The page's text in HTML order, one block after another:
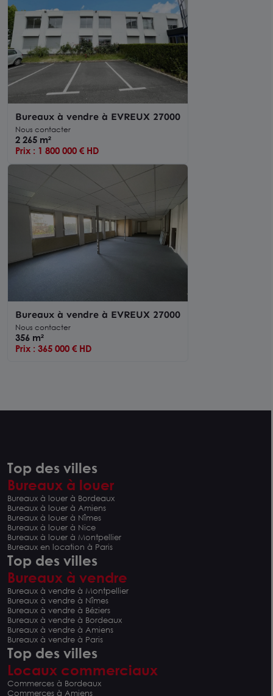
Bureaux à vendre à EVREUX 27000
Nous contacter
2 265 m²
Prix : 1 800 000 € HD
Bureaux à vendre à EVREUX 27000
Nous contacter
356 m²
Prix : 365 000 € HD
Top des villes
Bureaux à louer
Bureaux à louer à Bordeaux
Bureaux à louer à Amiens
Bureaux à louer à Nîmes
Bureaux à louer à Nice
Bureaux à louer à Montpellier
Bureaux en location à Paris
Top des villes
Bureaux à vendre
Bureaux à vendre à Montpellier
Bureaux à vendre à Nîmes
Bureaux à vendre à Béziers
Bureaux à vendre à Bordeaux
Bureaux à vendre à Amiens
Bureaux à vendre à Paris
Top des villes
Locaux commerciaux
Commerces à Bordeaux
Commerces à Amiens